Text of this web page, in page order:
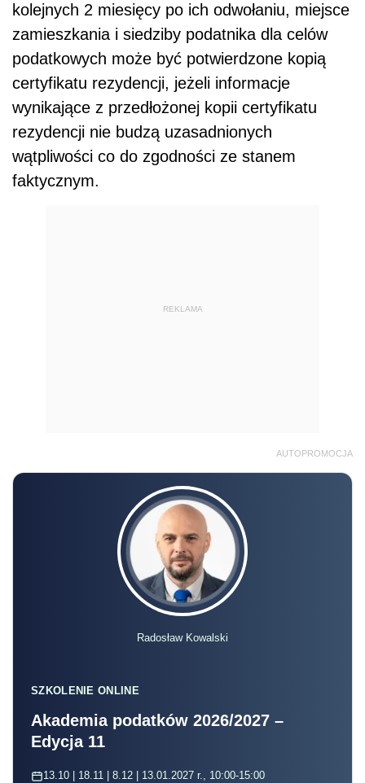
kolejnych 2 miesięcy po ich odwołaniu, miejsce
zamieszkania i siedziby podatnika dla celów
podatkowych może być potwierdzone kopią
certyfikatu rezydencji, jeżeli informacje
wynikające z przedłożonej kopii certyfikatu
rezydencji nie budzą uzasadnionych
wątpliwości co do zgodności ze stanem
faktycznym.
REKLAMA
AUTOPROMOCJA
Radosław Kowalski
SZKOLENIE ONLINE
Akademia podatków 2026/2027 –
Edycja 11
13.10 | 18.11 | 8.12 | 13.01.2027 r., 10:00-15:00